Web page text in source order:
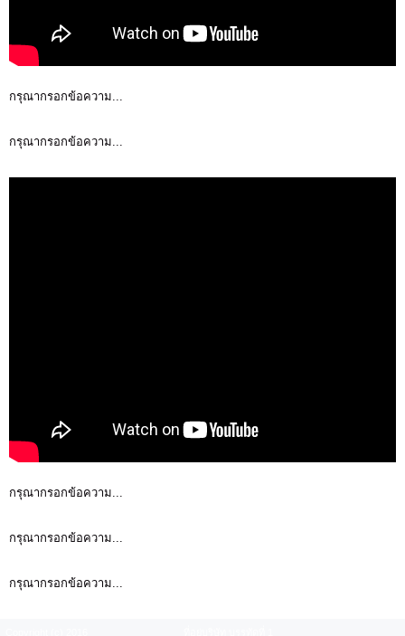
กรุณากรอกข้อความ...
กรุณากรอกข้อความ...
กรุณากรอกข้อความ...
กรุณากรอกข้อความ...
กรุณากรอกข้อความ...